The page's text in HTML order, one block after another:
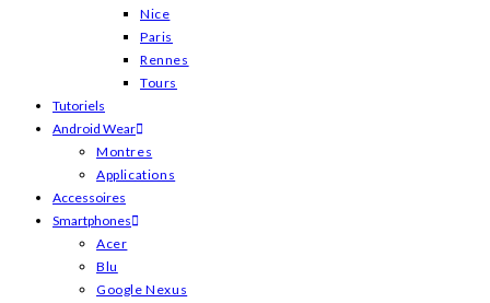
Nice
Paris
Rennes
Tours
Tutoriels
Android Wear
Montres
Applications
Accessoires
Smartphones
Acer
Blu
Google Nexus